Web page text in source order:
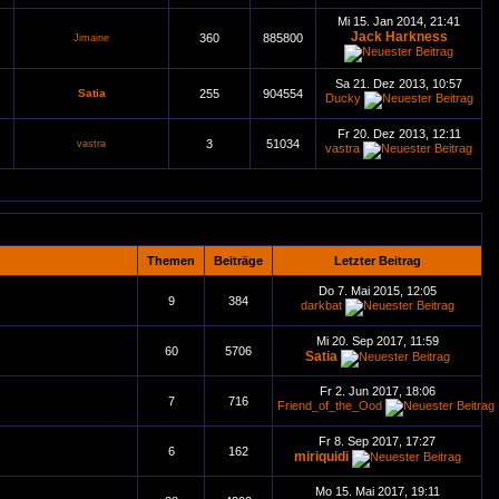
Jimaine 360 885800
Mi 15. Jan 2014, 21:41
Jack Harkness
Satia 255 904554
Sa 21. Dez 2013, 10:57
Ducky
vastra 3 51034
Fr 20. Dez 2013, 12:11
vastra
Themen Beiträge Letzter Beitrag
9 384
Do 7. Mai 2015, 12:05
darkbat
60 5706
Mi 20. Sep 2017, 11:59
Satia
7 716
Fr 2. Jun 2017, 18:06
Friend_of_the_Ood
6 162
Fr 8. Sep 2017, 17:27
miriquidi
Mo 15. Mai 2017, 19:11